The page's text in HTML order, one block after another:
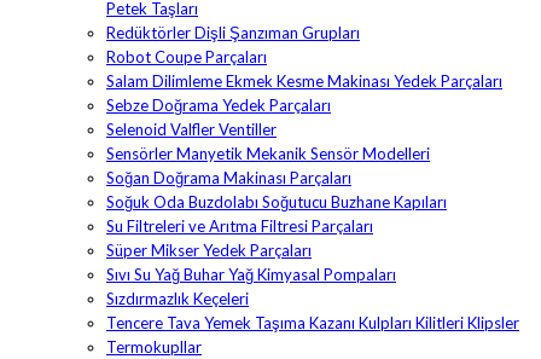
Petek Taşları
Redüktörler Dişli Şanzıman Grupları
Robot Coupe Parçaları
Salam Dilimleme Ekmek Kesme Makinası Yedek Parçaları
Sebze Doğrama Yedek Parçaları
Selenoid Valfler Ventiller
Sensörler Manyetik Mekanik Sensör Modelleri
Soğan Doğrama Makinası Parçaları
Soğuk Oda Buzdolabı Soğutucu Buzhane Kapıları
Su Filtreleri ve Arıtma Filtresi Parçaları
Süper Mikser Yedek Parçaları
Sıvı Su Yağ Buhar Yağ Kimyasal Pompaları
Sızdırmazlık Keçeleri
Tencere Tava Yemek Taşıma Kazanı Kulpları Kilitleri Klipsler
Termokupllar